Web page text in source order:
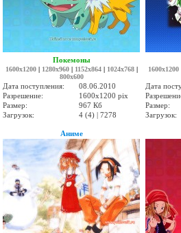
Покемоны
1600x1200| 1280x960| 1152x864| 1024x768|
800x600
Дата поступления:
08.06.2010
Разрешение:
1600x1200 pix
Размер:
967 Кб
Загрузок:
4 (4) | 7278
1600x1200
Дата
Размер:
Загрузок:
Аниме